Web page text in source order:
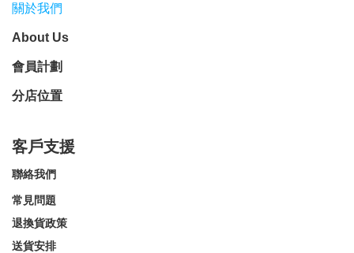
關於我們
About Us
會員計劃
分店位置
客戶支援
聯絡我們
常見問題
退換貨政策
送貨安排